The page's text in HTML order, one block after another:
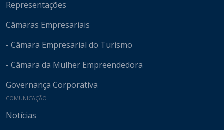
Representações
Câmaras Empresariais
- Câmara Empresarial do Turismo
- Câmara da Mulher Empreendedora
Governança Corporativa
COMUNICAÇÃO
Notícias